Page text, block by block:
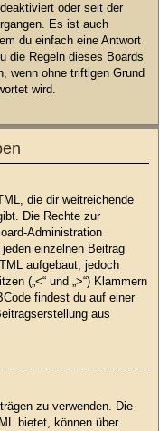
oder seit der
Es ist auch
du einfach eine Antwort
die Regeln dieses Boards
wenn ohne triftigen Grund
wird.
die dir weitreichende
Die Rechte zur
Administration
einzelnen Beitrag
aufgebaut, jedoch
(„<“ und „>“) Klammern
findest du auf einer
aus
zu verwenden. Die
bietet, können über